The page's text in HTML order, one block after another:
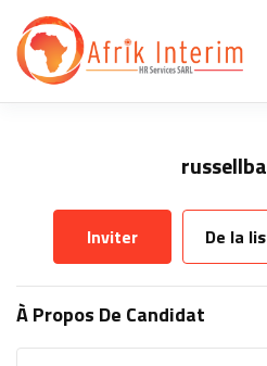
Inviter De la
À Propos De Candidat